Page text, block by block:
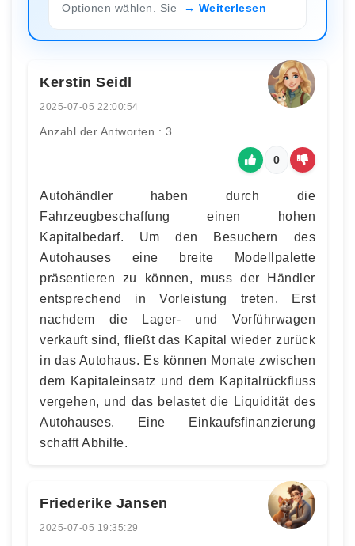
Optionen wählen. Sie
Weiterlesen
Kerstin Seidl
2025-07-05 22:00:54
Anzahl der Antworten : 3
0
Autohändler haben durch die
Fahrzeugbeschaffung einen hohen
Kapitalbedarf. Um den Besuchern des
Autohauses eine breite Modellpalette
präsentieren zu können, muss der Händler
entsprechend in Vorleistung treten. Erst
nachdem die Lager- und Vorführwagen
verkauft sind, fließt das Kapital wieder zurück
in das Autohaus. Es können Monate zwischen
dem Kapitaleinsatz und dem Kapitalrückfluss
vergehen, und das belastet die Liquidität des
Autohauses. Eine Einkaufsfinanzierung
schafft Abhilfe.
Friederike Jansen
2025-07-05 19:35:29